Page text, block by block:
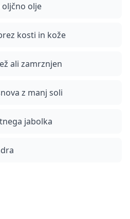
olje
kosti in kože
ali zamrznjen
z manj soli
jabolka